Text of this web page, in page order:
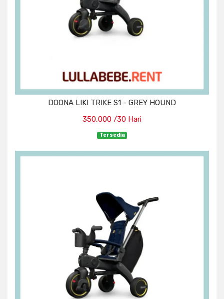
DOONA LIKI TRIKE S1 - GREY HOUND
350,000 /30 Hari
Tersedia